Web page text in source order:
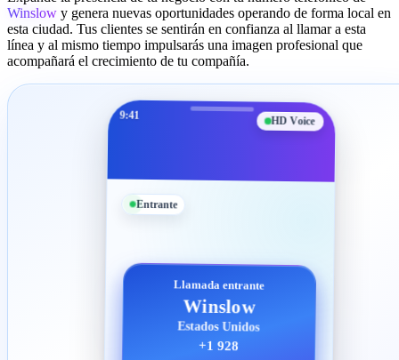
Winslow y genera nuevas oportunidades operando de forma local en
esta ciudad. Tus clientes se sentirán en confianza al llamar a esta
línea y al mismo tiempo impulsarás una imagen profesional que
acompañará el crecimiento de tu compañía.
9:41 HD Voice
Entrante
Llamada entrante
Winslow
Estados Unidos
+1 928